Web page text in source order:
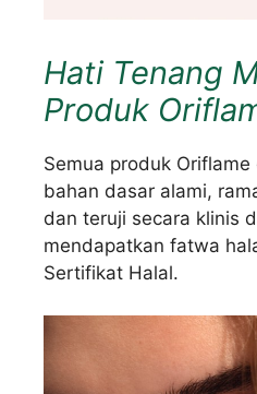
Hati Tenang
Produk
Semua produk
bahan dasar alami,
dan teruji secara klinis
mendapatkan fatwa
Sertifikat Halal.